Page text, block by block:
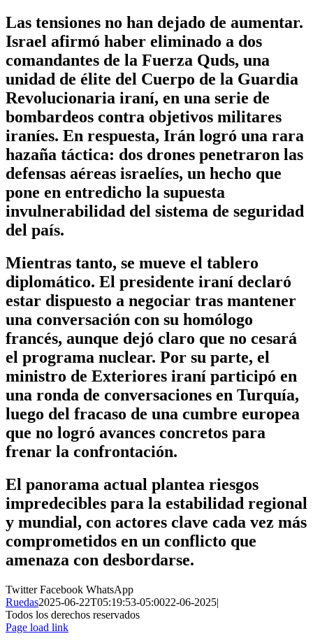
Las tensiones no han dejado de aumentar.
Israel afirmó haber eliminado a dos
comandantes de la Fuerza Quds, una
unidad de élite del Cuerpo de la Guardia
Revolucionaria iraní, en una serie de
bombardeos contra objetivos militares
iraníes. En respuesta, Irán logró una rara
hazaña táctica: dos drones penetraron las
defensas aéreas israelíes, un hecho que
pone en entredicho la supuesta
invulnerabilidad del sistema de seguridad
del país.
Mientras tanto, se mueve el tablero
diplomático. El presidente iraní declaró
estar dispuesto a negociar tras mantener
una conversación con su homólogo
francés, aunque dejó claro que no cesará
el programa nuclear. Por su parte, el
ministro de Exteriores iraní participó en
una ronda de conversaciones en Turquía,
luego del fracaso de una cumbre europea
que no logró avances concretos para
frenar la confrontación.
El panorama actual plantea riesgos
impredecibles para la estabilidad regional
y mundial, con actores clave cada vez más
comprometidos en un conflicto que
amenaza con desbordarse.
TwitterFacebook WhatsApp
Ruedas2025-06-22T05:19:53-05:0022-06-2025|
Todos los derechos reservados
Page load link